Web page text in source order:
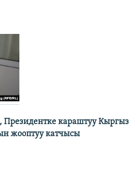
караштуу Кыргыз
жооптуу катчысы